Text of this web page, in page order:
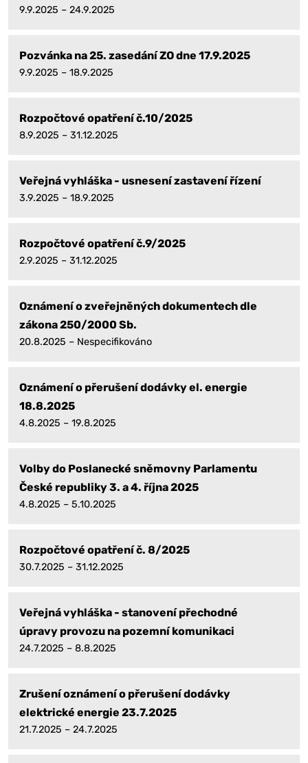
9.9.2025 – 24.9.2025
Pozvánka na 25. zasedání ZO dne 17.9.2025
9.9.2025 – 18.9.2025
Rozpočtové opatření č.10/2025
8.9.2025 – 31.12.2025
Veřejná vyhláška - usnesení zastavení řízení
3.9.2025 – 18.9.2025
Rozpočtové opatření č.9/2025
2.9.2025 – 31.12.2025
Oznámení o zveřejněných dokumentech dle
zákona 250/2000 Sb.
20.8.2025 – Nespecifikováno
Oznámení o přerušení dodávky el. energie
18.8.2025
4.8.2025 – 19.8.2025
Volby do Poslanecké sněmovny Parlamentu
České republiky 3. a 4. října 2025
4.8.2025 – 5.10.2025
Rozpočtové opatření č. 8/2025
30.7.2025 – 31.12.2025
Veřejná vyhláška - stanovení přechodné
úpravy provozu na pozemní komunikaci
24.7.2025 – 8.8.2025
Zrušení oznámení o přerušení dodávky
elektrické energie 23.7.2025
21.7.2025 – 24.7.2025